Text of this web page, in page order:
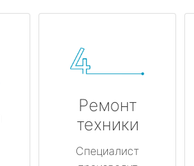
Ремонт
техники
Специалист